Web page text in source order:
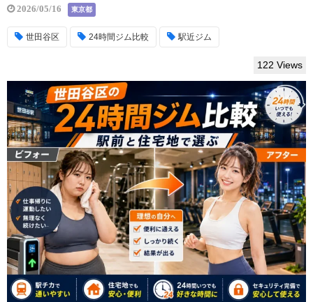
2026/05/16 東京都
世田谷区 24時間ジム比較 駅近ジム
122 Views